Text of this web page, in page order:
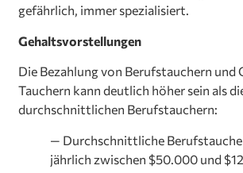
gefährlich, immer spezialisiert.
Gehaltsvorstellungen
Die Bezahlung von Berufstauchern und
Tauchern kann deutlich höher sein als
durchschnittlichen Berufstauchern:
— Durchschnittliche
jährlich zwischen $50.000 und